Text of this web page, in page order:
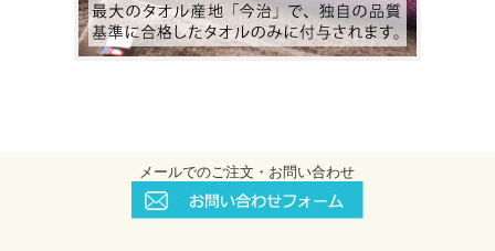
メールでのご注文・お問い合わせ